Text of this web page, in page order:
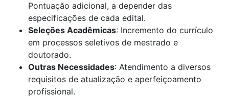
Pontuação adicional, a depender das
especificações de cada edital.
Seleções Acadêmicas: Incremento do currículo
em processos seletivos de mestrado e
doutorado.
Outras Necessidades: Atendimento a diversos
requisitos de atualização e aperfeiçoamento
profissional.